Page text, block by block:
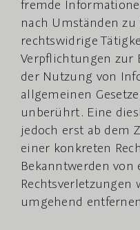
fremde
nach Umständen
rechtswidrige
Verpflichtungen zur
der Nutzung von
allgemeinen
unberührt. Eine
jedoch erst ab dem
einer konkreten
Bekanntwerden von
Rechtsverletzungen
umgehend